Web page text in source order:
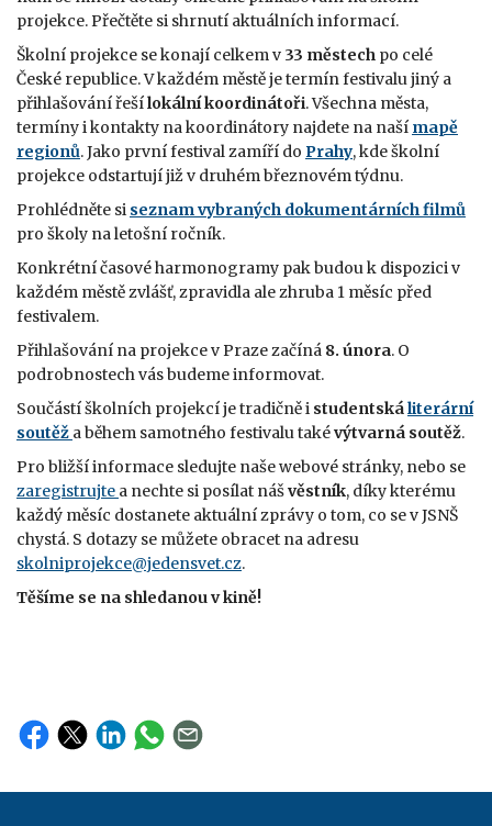
projekce. Přečtěte si shrnutí aktuálních informací.
Školní projekce se konají celkem v 33 městech po celé
České republice. V každém městě je termín festivalu jiný a
přihlašování řešílokální koordinátoři. Všechna města,
termíny i kontakty na koordinátory najdete na naší mapě
regionů. Jako první festival zamíří do Prahy, kde školní
projekce odstartují již v druhém březnovém týdnu.
Prohlédněte si seznam vybraných dokumentárních filmů
pro školy na letošní ročník.
Konkrétní časové harmonogramy pak budou k dispozici v
každém městě zvlášť, zpravidla ale zhruba 1 měsíc před
festivalem.
Přihlašování na projekce v Praze začíná 8. února. O
podrobnostech vás budeme informovat.
Součástí školních projekcí je tradičně i studentskáliterární
soutěž a během samotného festivalu takévýtvarná soutěž.
Pro bližší informace sledujte naše webové stránky, nebo se
zaregistrujte a nechte si posílat nášvěstník, díky kterému
každý měsíc dostanete aktuální zprávy o tom, co se v JSNŠ
chystá. S dotazy se můžete obracet na adresu
skolniprojekce@jedensvet.cz.
Těšíme se na shledanou v kině!